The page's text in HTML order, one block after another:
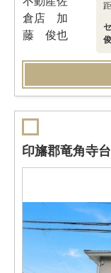
印旛郡竜角寺